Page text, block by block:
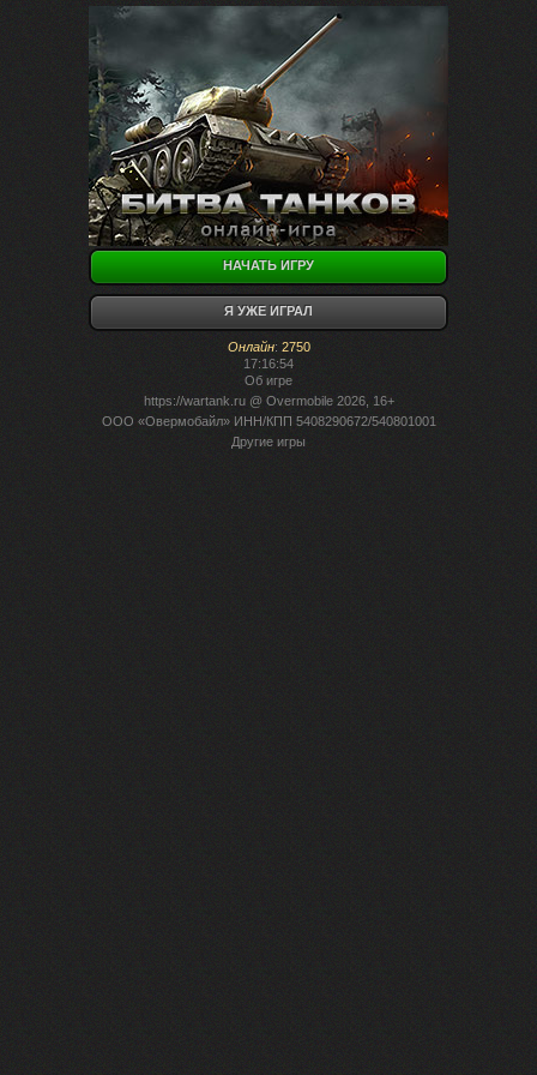
НАЧАТЬ ИГРУ
Я УЖЕ ИГРАЛ
Онлайн: 2750
17:16:54
Об игре
https://wartank.ru@ Overmobile 2026, 16+
ООО «Овермобайл» ИНН/КПП 5408290672/540801001
Другие игры